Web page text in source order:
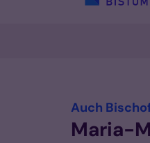
Auch
Maria-